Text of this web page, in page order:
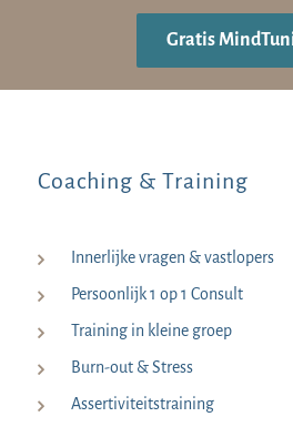
Gratis
Coaching & Training
Innerlijke vragen & vastlopers
Persoonlijk 1 op 1 Consult
Training in kleine groep
Burn-out & Stress
Assertiviteitstraining